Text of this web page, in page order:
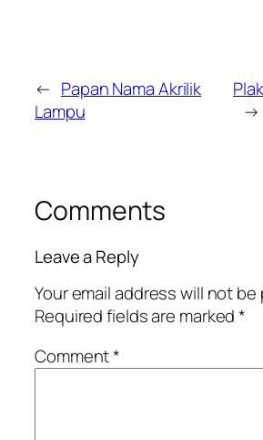
← Papan Nama Akrilik
Lampu
→
Comments
Leave a Reply
Your email address will not
Required fields are marked*
Comment*